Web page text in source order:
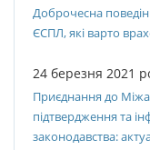
Доброчесна
ЄСПЛ, які варто
24 березня 2021
Приєднання до
підтвердження та
законодавства: